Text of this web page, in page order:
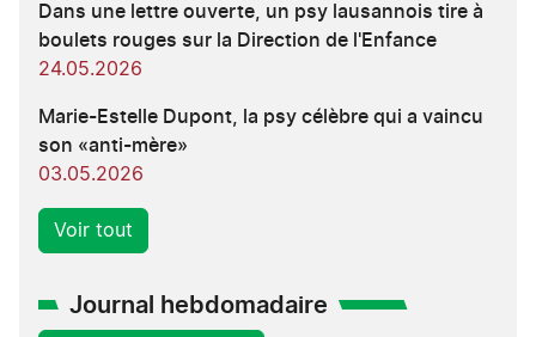
Dans une lettre ouverte, un psy lausannois tire à
boulets rouges sur la Direction de l'Enfance
24.05.2026
Marie-Estelle Dupont, la psy célèbre qui a vaincu
son «anti-mère»
03.05.2026
Voir tout
Journal hebdomadaire